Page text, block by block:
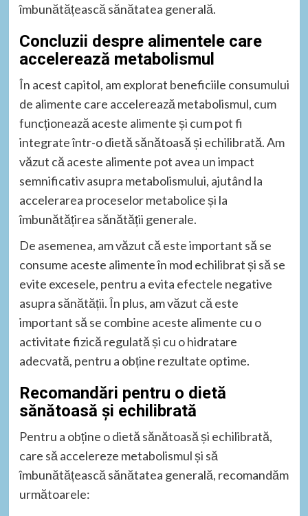
îmbunătățească sănătatea generală.
Concluzii despre alimentele care
accelerează metabolismul
În acest capitol, am explorat beneficiile consumului
de alimente care accelerează metabolismul, cum
funcționează aceste alimente și cum pot fi
integrate într-o dietă sănătoasă și echilibrată. Am
văzut că aceste alimente pot avea un impact
semnificativ asupra metabolismului, ajutând la
accelerarea proceselor metabolice și la
îmbunătățirea sănătății generale.
De asemenea, am văzut că este important să se
consume aceste alimente în mod echilibrat și să se
evite excesele, pentru a evita efectele negative
asupra sănătății. În plus, am văzut că este
important să se combine aceste alimente cu o
activitate fizică regulată și cu o hidratare
adecvată, pentru a obține rezultate optime.
Recomandări pentru o dietă
sănătoasă și echilibrată
Pentru a obține o dietă sănătoasă și echilibrată,
care să accelereze metabolismul și să
îmbunătățească sănătatea generală, recomandăm
următoarele: